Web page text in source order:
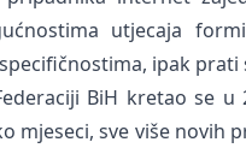
utjecaja
ipak prati
BiH kretao se u
mjeseci, sve više novih